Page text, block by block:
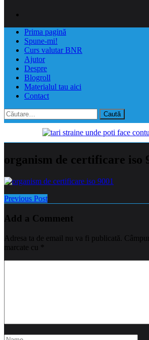
Prima pagină
Spune-mi!
Curs valutar BNR
Ajutor
Despre
Blogroll
Materialul tau aici
Contact
Caută
după:
organism de certificare iso
Previous Post
Add a Comment
Adresa ta de email nu va fi publicată.
marcate cu